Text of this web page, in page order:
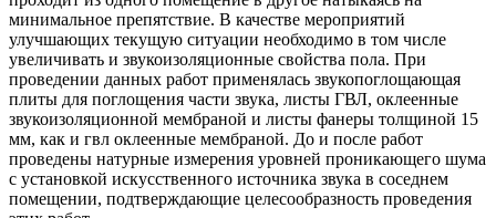
минимальное препятствие. В качестве мероприятий
улучшающих текущую ситуации необходимо в том числе
увеличивать и звукоизоляционные свойства пола. При
проведении данных работ применялась звукопоглощающая
плиты для поглощения части звука, листы ГВЛ, оклеенные
звукоизоляционной мембраной и листы фанеры толщиной 15
мм, как и гвл оклеенные мембраной. До и после работ
проведены натурные измерения уровней проникающего шума
с установкой искусственного источника звука в соседнем
помещении, подтверждающие целесообразность проведения